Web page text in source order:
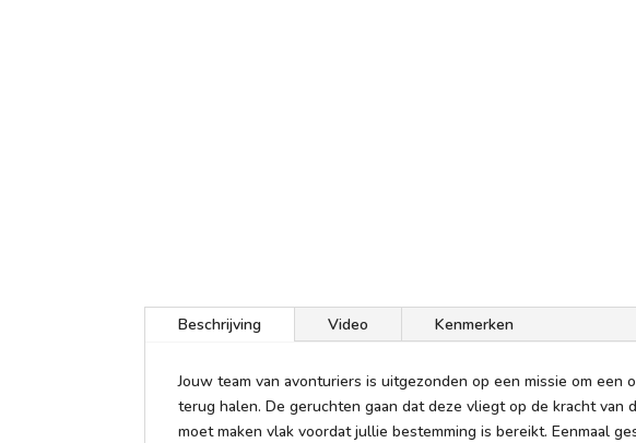
Beschrijving Video Kenmerken
Jouw team van avonturiers is uitgezonden op een missie om
terug halen. De geruchten gaan dat deze vliegt op de kracht
moet maken vlak voordat jullie bestemming is bereikt. Eenmaal